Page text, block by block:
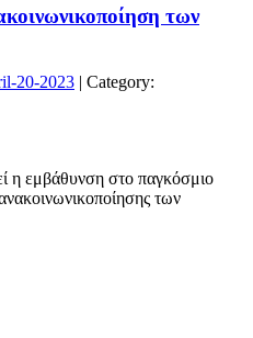
των
20-2023 | Category:
η εμβάθυνση στο παγκόσμιο
των